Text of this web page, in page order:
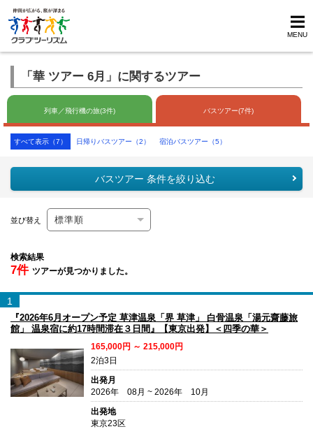
MENU
「華 ツアー 6月」に関するツアー
列車／飛行機の旅(3件) バスツアー(7件)
すべて表示（7） 日帰りバスツアー（2） 宿泊バスツアー（5）
バスツアー 条件を絞り込む
並び替え
検索結果
7件 ツアーが見つかりました。
1
『2026年6月オープン予定 草津温泉「界 草津」 白骨温泉「湯元齋藤旅
館」 温泉宿に約17時間滞在３日間』【東京出発】＜四季の華＞
165,000円 ～ 215,000円
2泊3日
出発月
2026年 08月 ~ 2026年 10月
出発地
東京23区